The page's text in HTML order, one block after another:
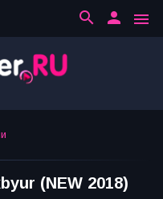
menu
person
search
(NEW 2018)